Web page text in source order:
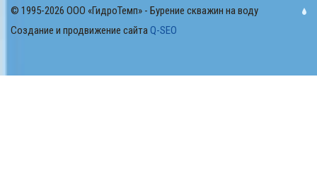
© 1995-2026 ООО «ГидроТемп» - Бурение скважин на воду
Создание и продвижение сайта Q-SEO